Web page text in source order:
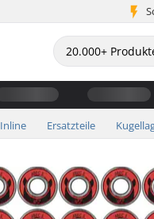
Inline Ersatzteile